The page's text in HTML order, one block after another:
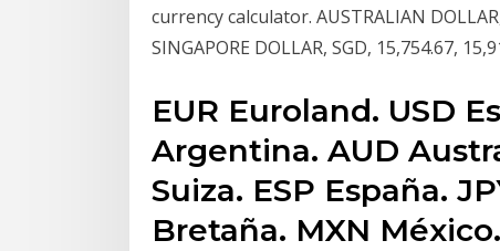
currency calculator. AUSTRALIAN
SINGAPORE DOLLAR, SGD, 15,754.67,
EUR Euroland. USD
Argentina. AUD
Suiza. ESP España.
Bretaña. MXN México.